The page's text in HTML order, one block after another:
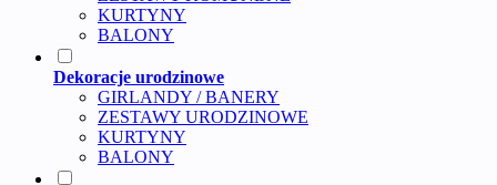
KURTYNY
BALONY
Dekoracje urodzinowe
GIRLANDY / BANERY
ZESTAWY URODZINOWE
KURTYNY
BALONY